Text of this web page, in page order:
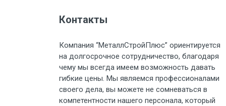
Груз до 6 м, вес до 2 тн
Груз до 6 м, вес до 3 тн
Груз до 6 м, вес до 5 тн
Груз до 6 м, вес до 8 тн
Контакты
Компания “МеталлСтройПлюс” ориентируется
на долгосрочное сотрудничество, благодаря
чему мы всегда имеем возможность давать
гибкие цены. Мы являемся профессионалами
своего дела, вы можете не сомневаться в
компетентности нашего персонала, который